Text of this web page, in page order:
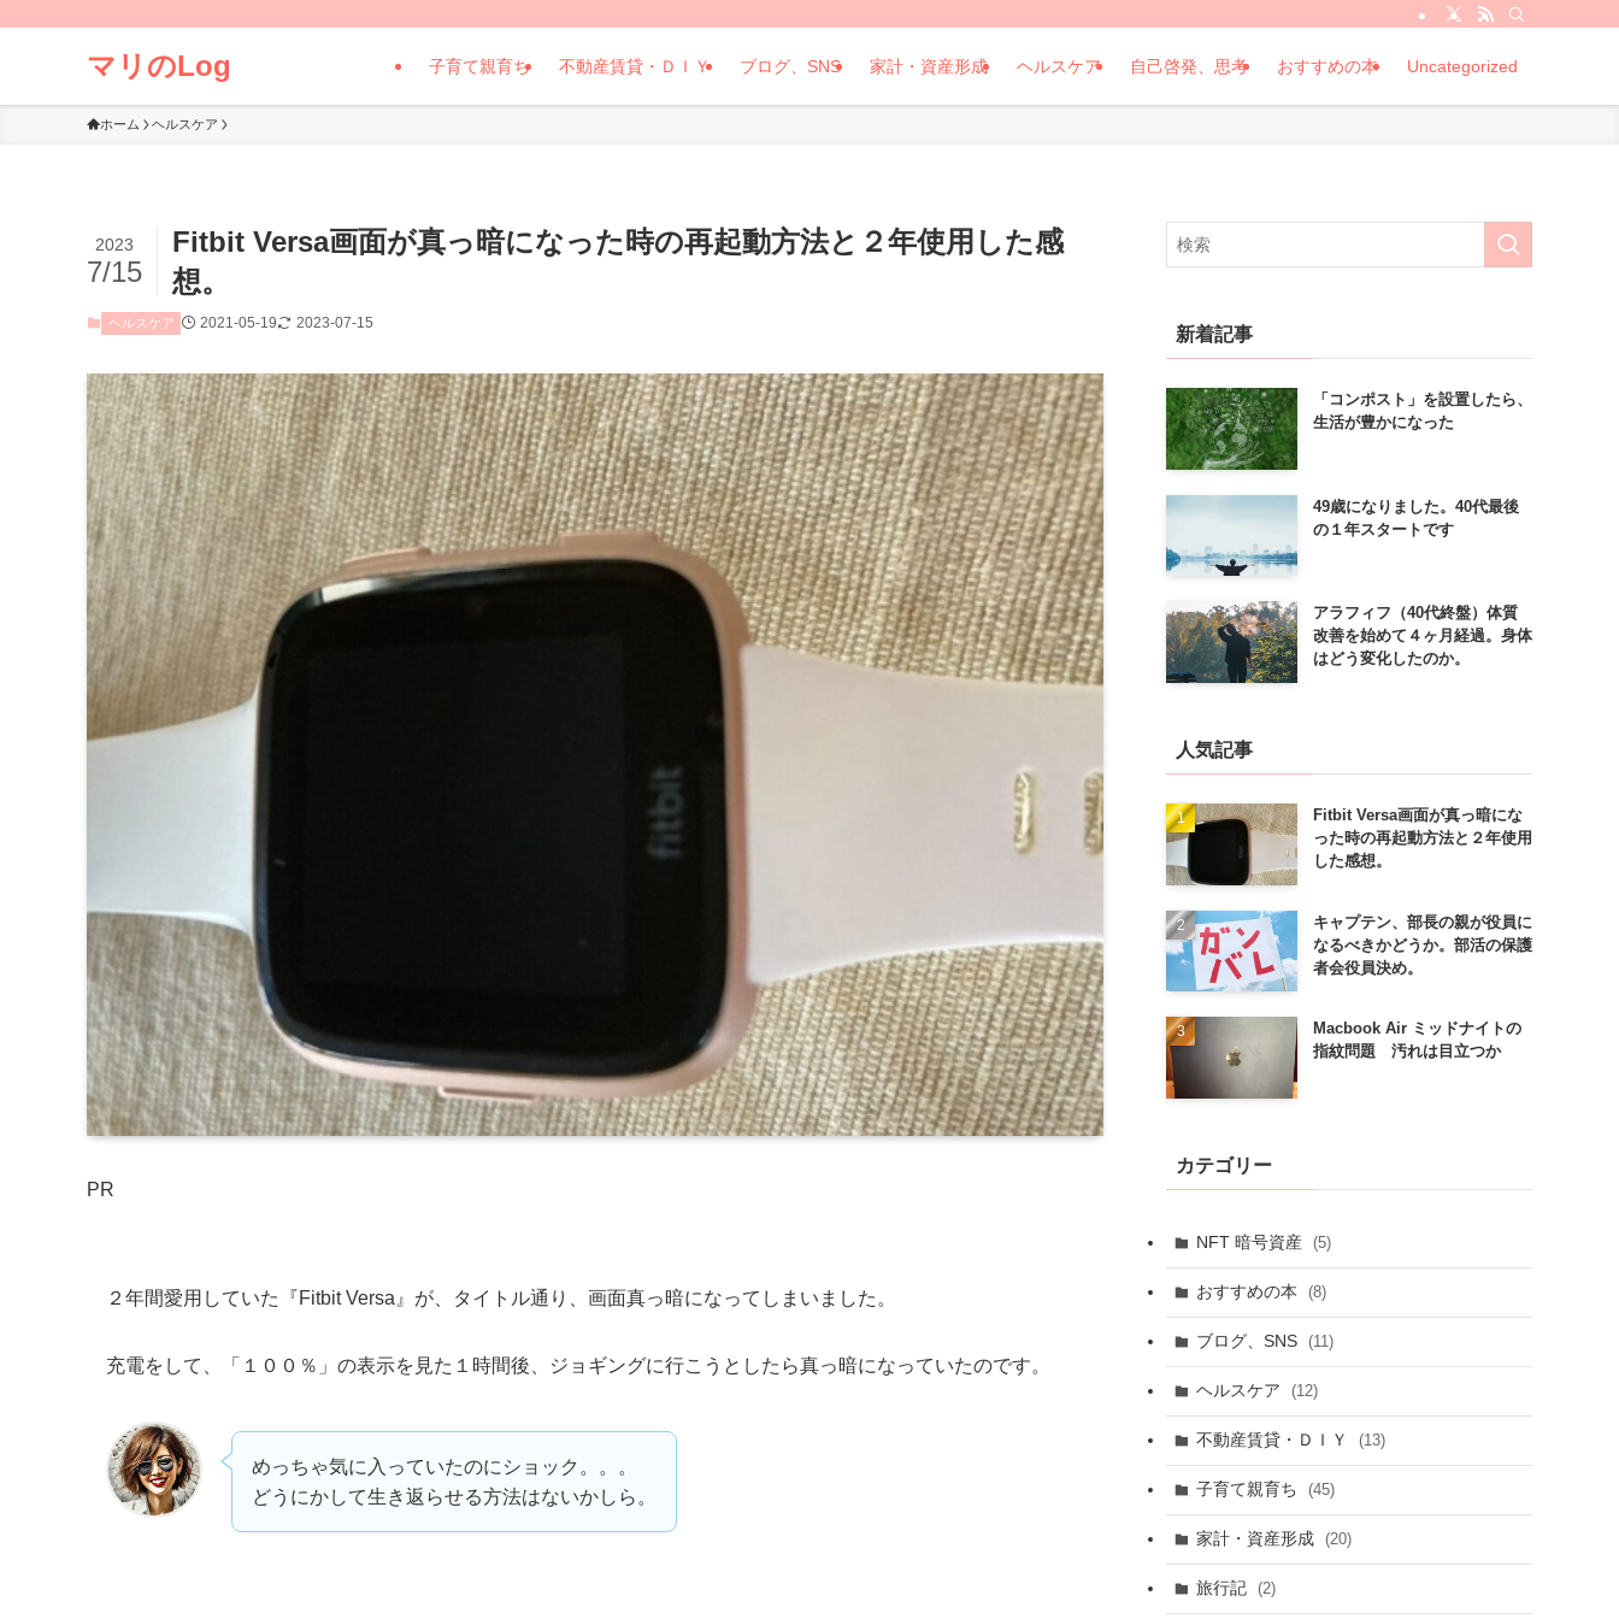
マリのLog 子育て親育ち 不動産賃貸・ＤＩＹ ブログ、SNS 家計・資産形成 ヘルスケア 自己啓発、思考 おすすめの本 Uncategorized
ホーム ヘルスケア
Fitbit Versa画面が真っ暗になった時の再起動方法と２年使用した感
想。
2023
7/15
ヘルスケア 2021-05-19 2023-07-15
PR
２年間愛用していた『Fitbit Versa』が、タイトル通り、画面真っ暗になってしまいました。
充電をして、「１００％」の表示を見た１時間後、ジョギングに行こうとしたら真っ暗になっていたのです。
めっちゃ気に入っていたのにショック。。。
どうにかして生き返らせる方法はないかしら。
新着記事
「コンポスト」を設置したら、
生活が豊かになった
49歳になりました。40代最後
の１年スタートです
アラフィフ（40代終盤）体質
改善を始めて４ヶ月経過。身体
はどう変化したのか。
人気記事
Fitbit Versa画面が真っ暗にな
った時の再起動方法と２年使用
した感想。
キャプテン、部長の親が役員に
なるべきかどうか。部活の保護
者会役員決め。
Macbook Air ミッドナイトの
指紋問題 汚れは目立つか
カテゴリー
NFT 暗号資産 (5)
おすすめの本 (8)
ブログ、SNS (11)
ヘルスケア (12)
不動産賃貸・ＤＩＹ (13)
子育て親育ち (45)
家計・資産形成 (20)
旅行記 (2)